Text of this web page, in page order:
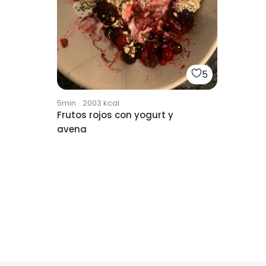
5
5min · 2003 kcal
Frutos rojos con yogurt y
avena